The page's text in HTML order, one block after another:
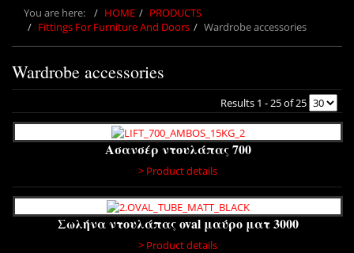
You are here: HOME
PRODUCTS
Fittings For Furniture And Doors
Wardrobe accessories
Wardrobe accessories
Results 1 - 25 of 25
Ασανσέρ ντουλάπας 700
> Product details
Σωλήνα ντουλάπας oval μαύρο ματ 3000
> Product details